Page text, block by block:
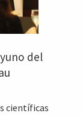
del
científicas